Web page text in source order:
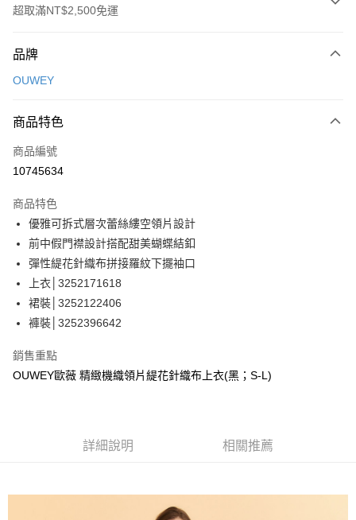
超取滿NT$2,500免運
信用卡一次付款
3 期 0 利率 每期
合作金庫商業銀行
上海商業儲蓄銀行
臺灣中小企業銀行
匯豐（台灣）商業銀行
華泰商業銀行
聯邦商業銀行
遠東國際商業銀行
元大商業銀行
永豐商業銀行
玉山商業銀行
台新國際商業銀行
台灣樂天信用卡公司
超商取貨付款
LINE Pay
Apple Pay
街口支付
悠遊付
全盈+PAY
大哥付你分期
【大哥付你分期使用說明】
1.本服務由台灣大哥大提供，台灣大哥大用戶可立即使用無須另外申請。
4.訂單成立30分鐘內，如未前往確認交易或遇審核未通過，訂單將自動取
1.分期款項不併入電信帳單，「大哥付你分期」於每月結算日後寄送繳費提
AFTEE先享後付
１．簡單：不需註冊會員、不需綁卡、不需儲值。
【「AFTEE先享後付」結帳流程】
品牌
OUWEY
商品特色
商品編號
10745634
商品特色
優雅可拆式層次蕾絲縷空領片設計
前中假門襟設計搭配甜美蝴蝶結釦
彈性緹花針織布拼接羅紋下擺袖口
上衣│3252171618
裙裝│3252122406
褲裝│3252396642
銷售重點
OUWEY歐薇 精緻機織領片緹花針織布上衣(黑；S-L)
詳細說明 相關推薦